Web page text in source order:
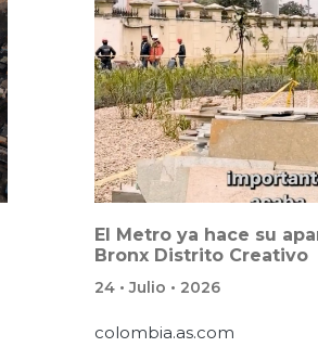
El Metro ya hace su aparición en el
Bronx Distrito Creativo
24 • Julio • 2026
colombia.as.com